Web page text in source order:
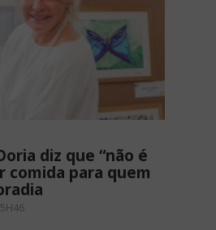
diz que “não é
comida para quem